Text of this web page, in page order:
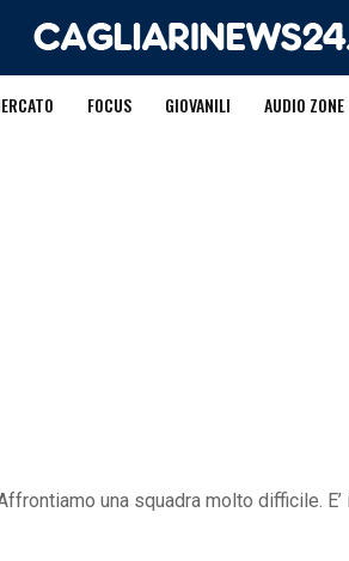
FOCUS GIOVANILI AUDIO ZONE
una squadra molto difficile.